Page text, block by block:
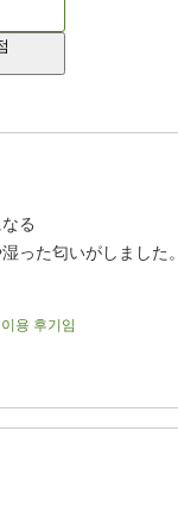
る
った匂いがしました。
149338?
용 후기임